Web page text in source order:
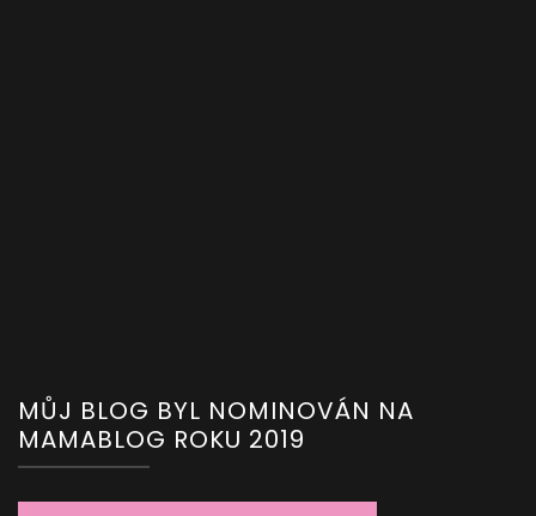
MŮJ BLOG BYL NOMINOVÁN NA
MAMABLOG ROKU 2019